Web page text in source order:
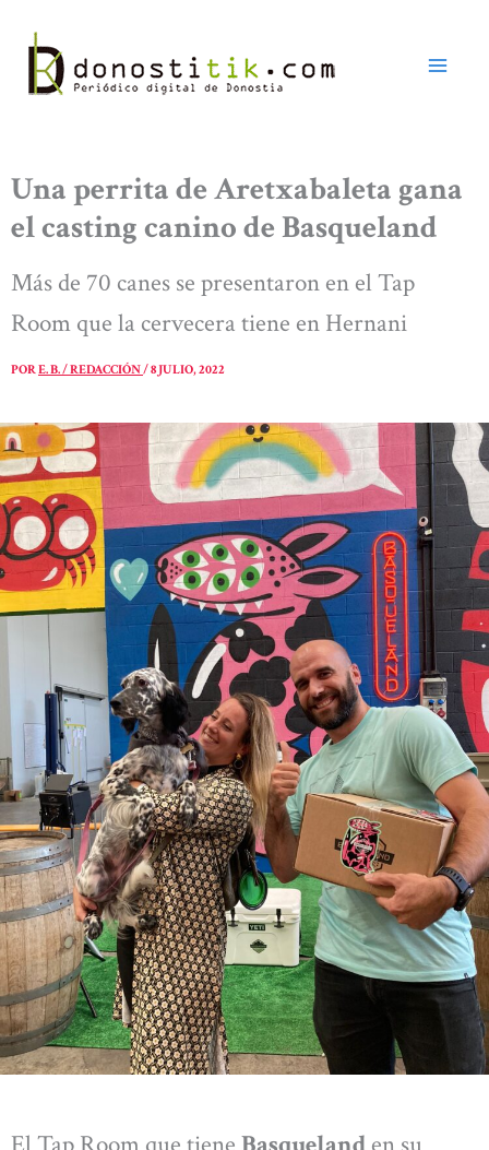
contenido
Una perrita de Aretxabaleta gana
el casting canino de Basqueland
Más de 70 canes se presentaron en el Tap
Room que la cervecera tiene en Hernani
PORE. B. / REDACCIÓN/8 JULIO, 2022